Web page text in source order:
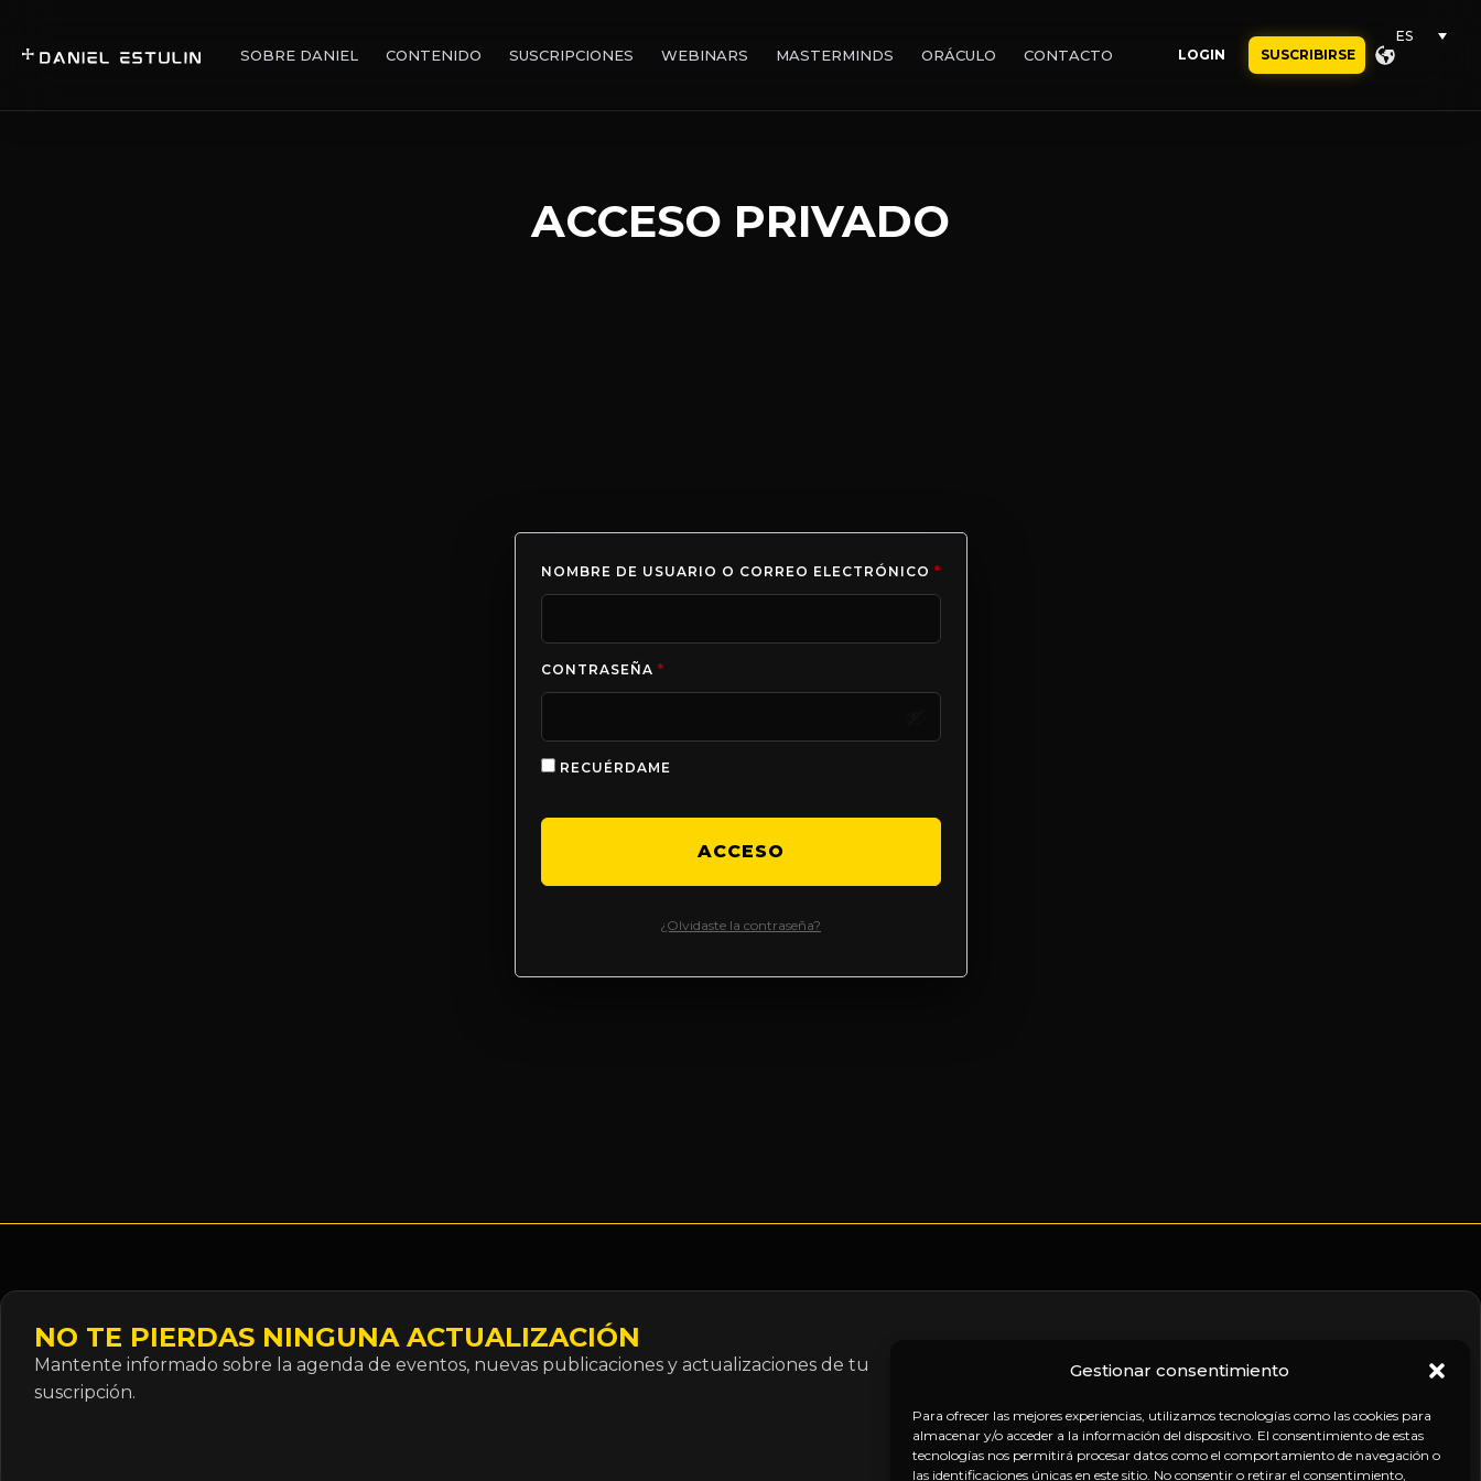
Gestionar consentimiento
Para ofrecer las mejores experiencias, utilizamos tecnologías como las cookies para
almacenar y/o acceder a la información del dispositivo. El consentimiento de estas
tecnologías nos permitirá procesar datos como el comportamiento de navegación o
las identificaciones únicas en este sitio. No consentir o retirar el consentimiento,
SOBRE DANIEL CONTENIDO SUSCRIPCIONES WEBINARS MASTERMINDS ORÁCULO CONTACTO LOGIN SUSCRIBIRSE
ES
ACCESO PRIVADO
NOMBRE DE USUARIO O CORREO ELECTRÓNICO *
CONTRASEÑA *
RECUÉRDAME
ACCESO
¿Olvidaste la contraseña?
NO TE PIERDAS NINGUNA ACTUALIZACIÓN
Mantente informado sobre la agenda de eventos, nuevas publicaciones y actualizaciones de tu
suscripción.